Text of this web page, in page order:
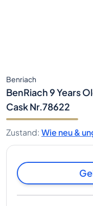
Benriach
BenRiach 9 Years
Cask Nr.78622
Zustand: Wie neu &